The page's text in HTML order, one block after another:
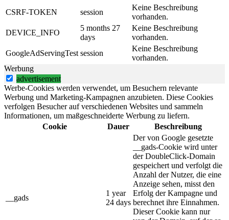
CSRF-TOKEN
session
Keine Beschreibung
vorhanden.
DEVICE_INFO
5 months 27
days
Keine Beschreibung
vorhanden.
GoogleAdServingTest session
Keine Beschreibung
vorhanden.
Werbung
advertisement
Werbe-Cookies werden verwendet, um Besuchern relevante
Werbung und Marketing-Kampagnen anzubieten. Diese Cookies
verfolgen Besucher auf verschiedenen Websites und sammeln
Informationen, um maßgeschneiderte Werbung zu liefern.
Cookie
Dauer Beschreibung
__gads
1 year
24 days
Der von Google gesetzte
__gads-Cookie wird unter
der DoubleClick-Domain
gespeichert und verfolgt die
Anzahl der Nutzer, die eine
Anzeige sehen, misst den
Erfolg der Kampagne und
berechnet ihre Einnahmen.
Dieser Cookie kann nur